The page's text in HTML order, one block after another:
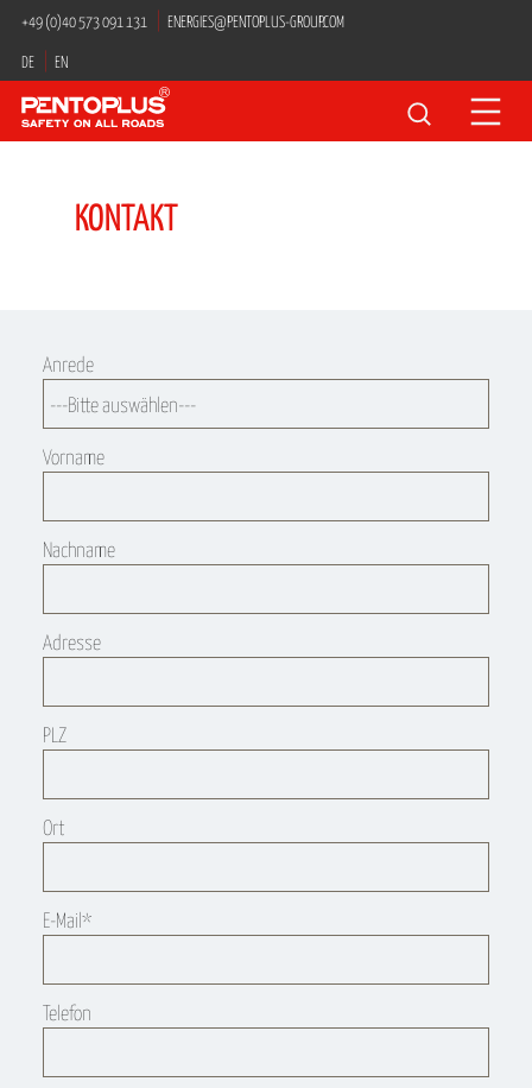
Navigation
überspringen
+49 (0)40 573 091 131
ENERGIES@PENTOPLUS-GROUP.COM
DE
EN
Suchbegriffe
KONTAKT
Anrede
Vorname
Nachname
Adresse
PLZ
Ort
Pflichtfeld
E-Mail*
Telefon